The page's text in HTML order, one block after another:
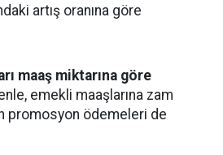
artış oranına göre
maaş miktarına göre
emekli maaşlarına zam
promosyon ödemeleri de